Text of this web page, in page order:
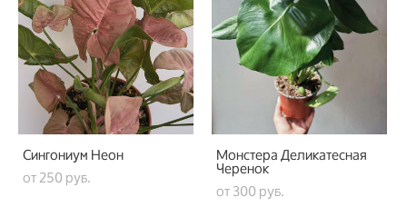
Сингониум Неон
от 250 pуб.
Монстера Деликатесная
Черенок
от 300 pуб.